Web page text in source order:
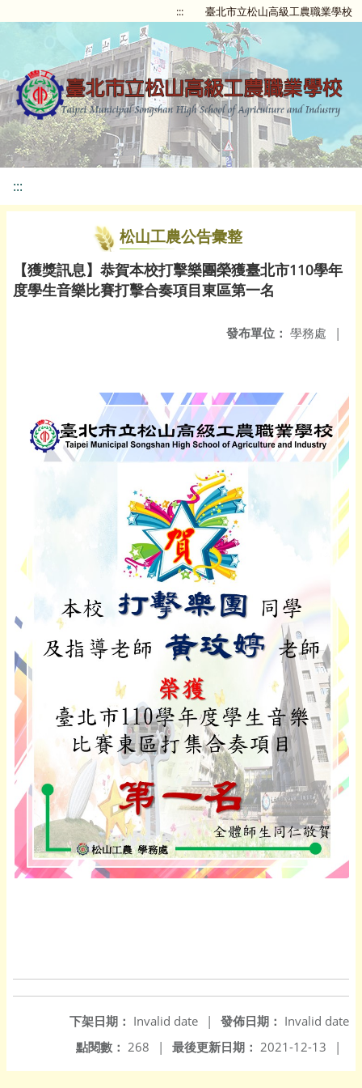
::: 臺北市立松山高級工農職業學校
:::
松山工農公告彙整
【獲獎訊息】恭賀本校打擊樂團榮獲臺北市110學年
度學生音樂比賽打擊合奏項目東區第一名
發布單位： 學務處 |
發佈日期： Invalid date
下架日期： Invalid date
|
最後更新日期： 2021-12-13 |
點閱數： 268 |